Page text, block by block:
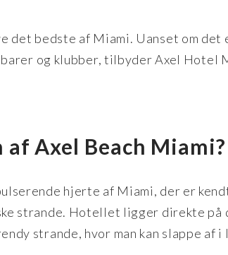
det bedste af Miami. Uanset om det
og klubber, tilbyder Axel Hotel
Axel Beach Miami?
hjerte af Miami, der er
strande. Hotellet ligger direkte på
strande, hvor man kan slappe af i